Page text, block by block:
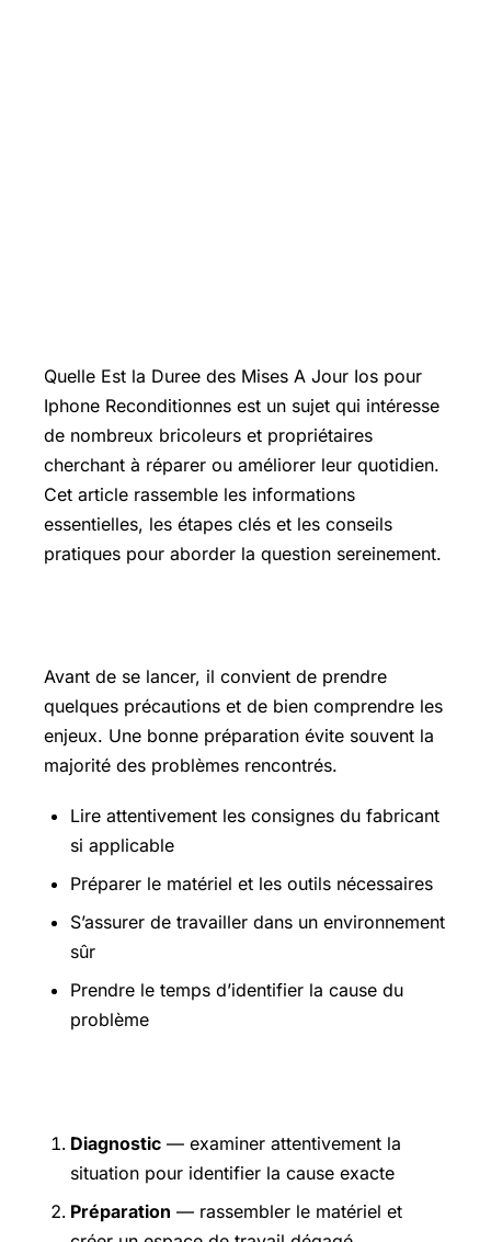
Quelle Est la Duree des Mises A Jour Ios pour
Iphone Reconditionnes est un sujet qui intéresse
de nombreux bricoleurs et propriétaires
cherchant à réparer ou améliorer leur quotidien.
Cet article rassemble les informations
essentielles, les étapes clés et les conseils
pratiques pour aborder la question sereinement.
Avant de se lancer, il convient de prendre
quelques précautions et de bien comprendre les
enjeux. Une bonne préparation évite souvent la
majorité des problèmes rencontrés.
Lire attentivement les consignes du fabricant
si applicable
Préparer le matériel et les outils nécessaires
S’assurer de travailler dans un environnement
sûr
Prendre le temps d’identifier la cause du
problème
Diagnostic — examiner attentivement la
situation pour identifier la cause exacte
Préparation — rassembler le matériel et